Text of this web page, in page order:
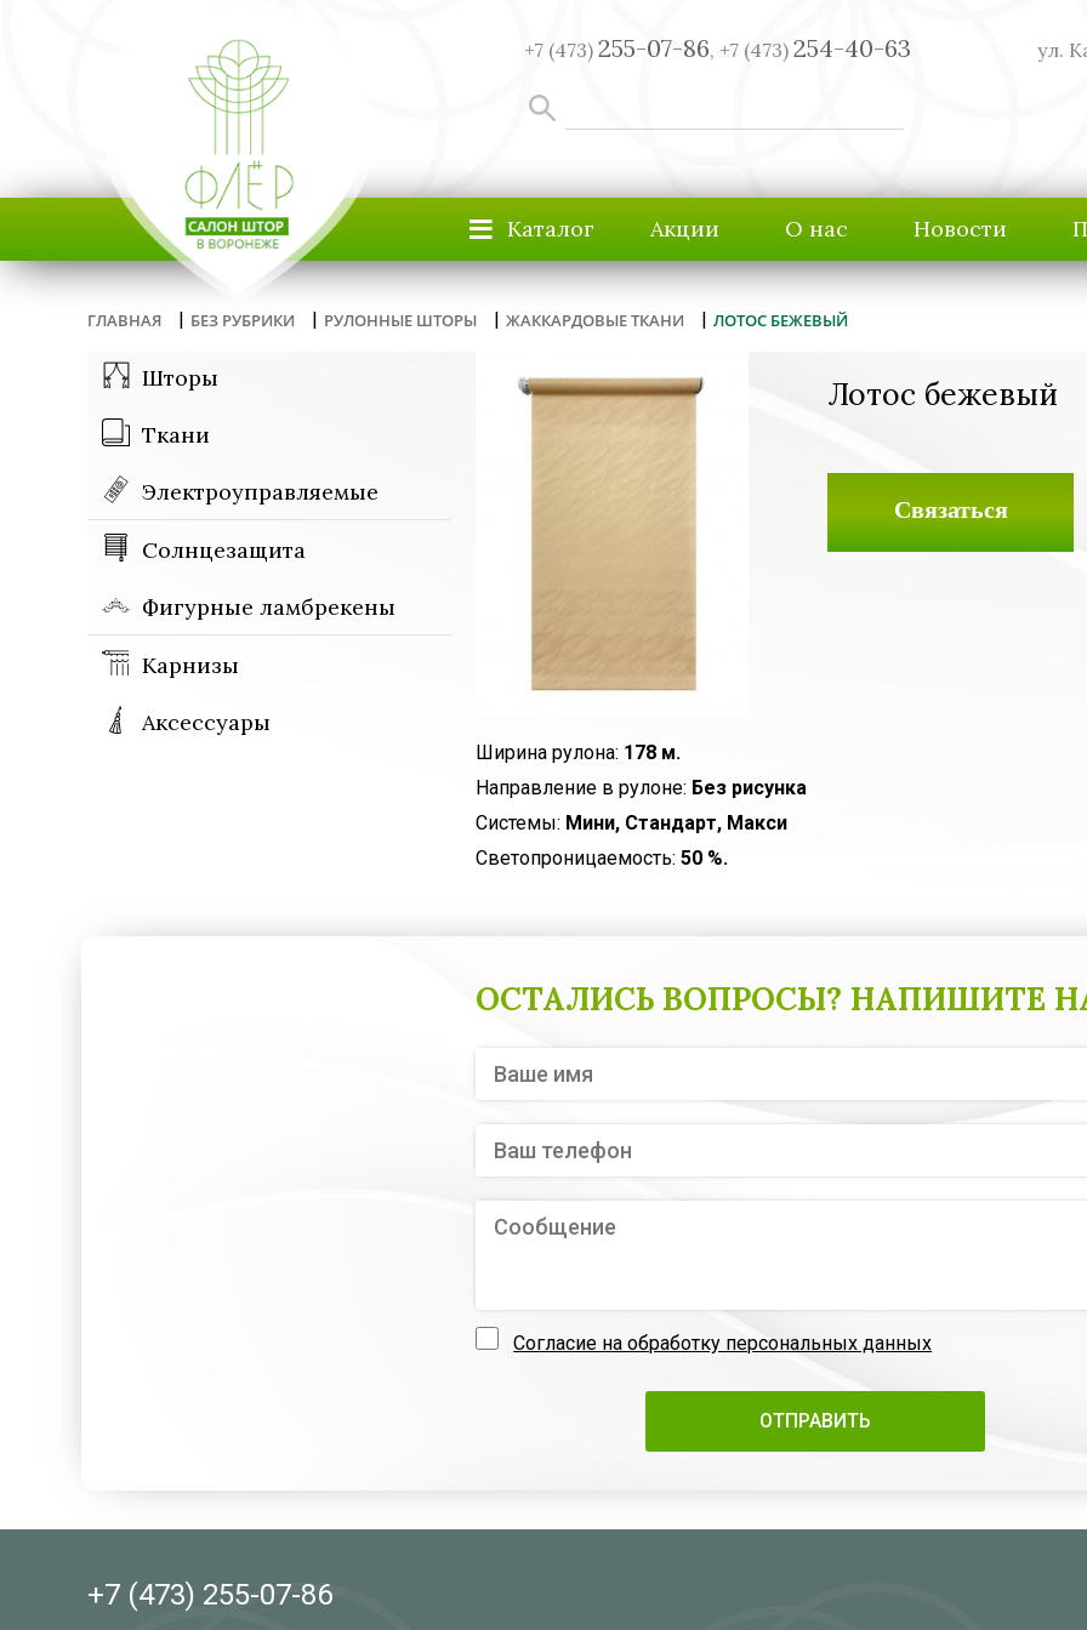
+7 (473) 255-07-86, +7 (473) 254-40-63 ул.
≡ Каталог Акции О нас Новости
ГЛАВНАЯ | БЕЗ РУБРИКИ | РУЛОННЫЕ ШТОРЫ | ЖАККАРДОВЫЕ ТКАНИ | ЛОТОС БЕЖЕВЫЙ
Шторы
Ткани
Электроуправляемые
Солнцезащита
Фигурные ламбрекены
Карнизы
Аксессуары
Лотос бежевый
Связаться
Ширина рулона: 178 м.
Направление в рулоне: Без рисунка
Системы: Мини, Стандарт, Макси
Светопроницаемость: 50 %.
ОСТАЛИСЬ ВОПРОСЫ? НАПИШИТЕ
Согласие на обработку персональных данных
+7 (473) 255-07-86